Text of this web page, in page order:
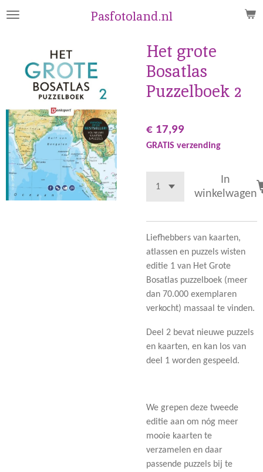
Ga
hoofdinhoud
Pasfotoland.nl
Het grote
Bosatlas
Puzzelboek 2
€ 17,99
GRATIS verzending
In
winkelwagen
Liefhebbers van kaarten,
atlassen en puzzels wisten
editie 1 van Het Grote
Bosatlas puzzelboek (meer
dan 70.000 exemplaren
verkocht) massaal te vinden.
Deel 2 bevat nieuwe puzzels
en kaarten, en kan los van
deel 1 worden gespeeld.
We grepen deze tweede
editie aan om nóg meer
mooie kaarten te
verzamelen en daar
passende puzzels bij te